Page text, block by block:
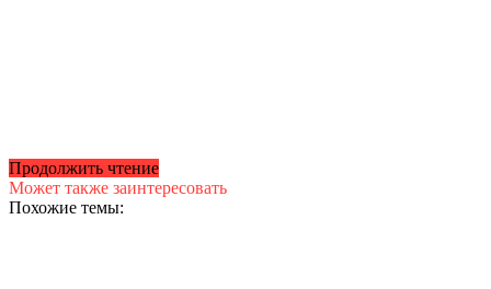
Продолжить чтение
Может также заинтересовать
Похожие темы: